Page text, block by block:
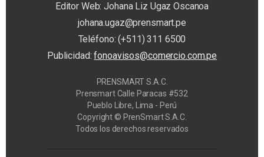
Editor Web: Johana Liz Ugaz Oscanoa
johana.ugaz@prensmart.pe
Teléfono: (+511) 311 6500
Publicidad:fonoavisos@comercio.com.pe
PRENSMART S.A.C.
Prensmart Calle Paracas #532
Pueblo Libre, Lima - Perú
Copyright © PrenSmart S.A.C.
Todos los derechos reservados